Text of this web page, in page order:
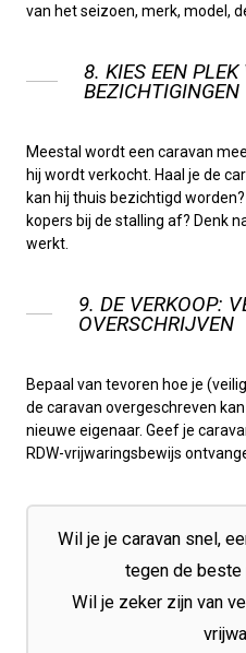
van het seizoen, merk, model,
8. KIES EEN PLEK
BEZICHTIGINGEN
Meestal wordt een caravan
hij wordt verkocht. Haal je de
kan hij thuis bezichtigd
kopers bij de stalling af? Denk
werkt.
9. DE VERKOOP:
OVERSCHRIJVEN
Bepaal van tevoren hoe je
de caravan overgeschreven
nieuwe eigenaar. Geef je
RDW-vrijwaringsbewijs
Wil je je caravan snel,
tegen de beste
Wil je zeker zijn van